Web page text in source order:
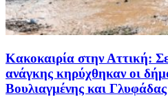
Κακοκαιρία στην Αττική:
ανάγκης κηρύχθηκαν οι
Βουλιαγμένης και